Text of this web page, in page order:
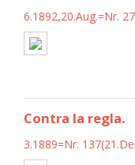
6.1892,20.Aug.=Nr.
Contra la regla.
3.1889=Nr.